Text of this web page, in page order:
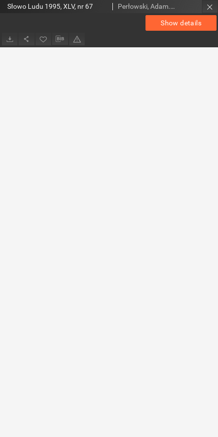
Show details
Słowo Ludu 1995, XLV, nr 67 Perłowski, Adam. Red.